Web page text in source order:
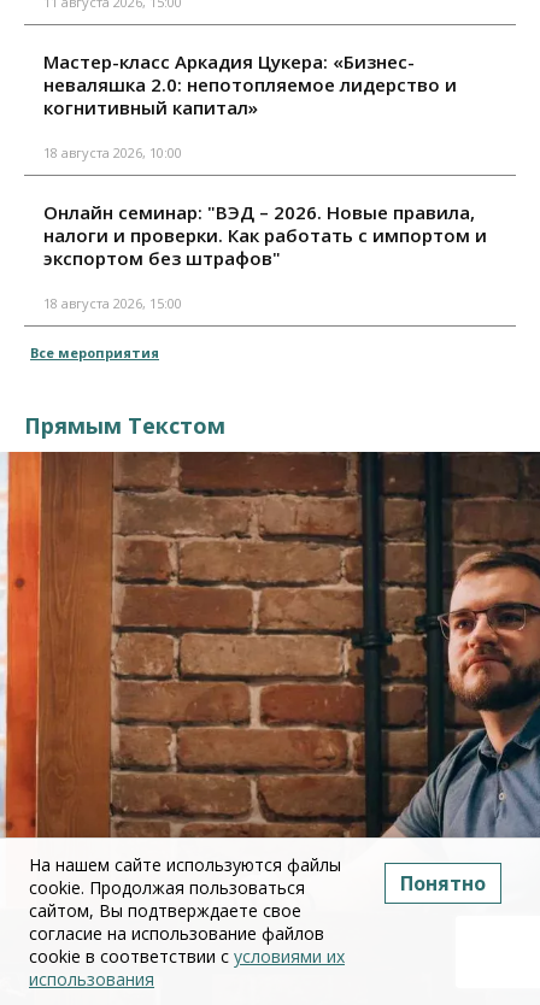
Мастер-класс Аркадия Цукера: «Бизнес-
неваляшка 2.0: непотопляемое лидерство и
когнитивный капитал»
18 августа 2026, 10:00
Онлайн семинар: "ВЭД – 2026. Новые правила,
налоги и проверки. Как работать с импортом и
экспортом без штрафов"
18 августа 2026, 15:00
Все мероприятия
Прямым Текстом
На нашем сайте используются файлы
cookie. Продолжая пользоваться
сайтом, Вы подтверждаете свое
согласие на использование файлов
cookie в соответствии с условиями их
использования
Понятно